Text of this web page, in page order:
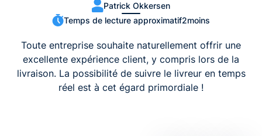
Patrick Okkersen
Temps de lecture approximatif2moins
Toute entreprise souhaite naturellement offrir une
excellente expérience client, y compris lors de la
livraison. La possibilité de suivre le livreur en temps
réel est à cet égard primordiale !